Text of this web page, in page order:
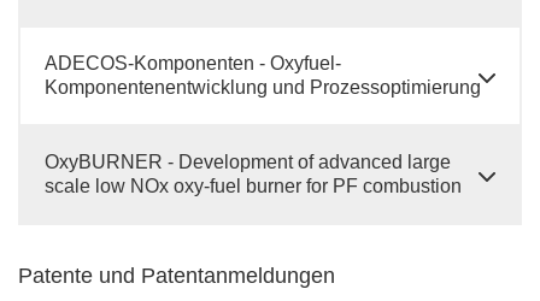
ADECOS-Komponenten - Oxyfuel-
Komponentenentwicklung und Prozessoptimierung
OxyBURNER - Development of advanced large
scale low NOx oxy-fuel burner for PF combustion
Patente und Patentanmeldungen